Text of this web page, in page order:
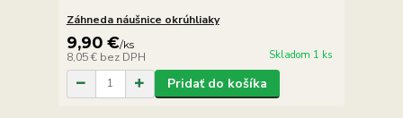
Záhneda náušnice okrúhliaky
9,90 €/ks
8,05 € bez DPH Skladom 1 ks
Pridať do košíka